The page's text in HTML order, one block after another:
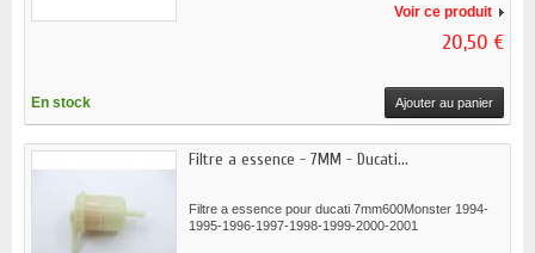
Voir ce produit
20,50 €
En stock Ajouter au panier
Filtre a essence - 7MM - Ducati...
Filtre a essence pour ducati 7mm600Monster 1994-
1995-1996-1997-1998-1999-2000-2001